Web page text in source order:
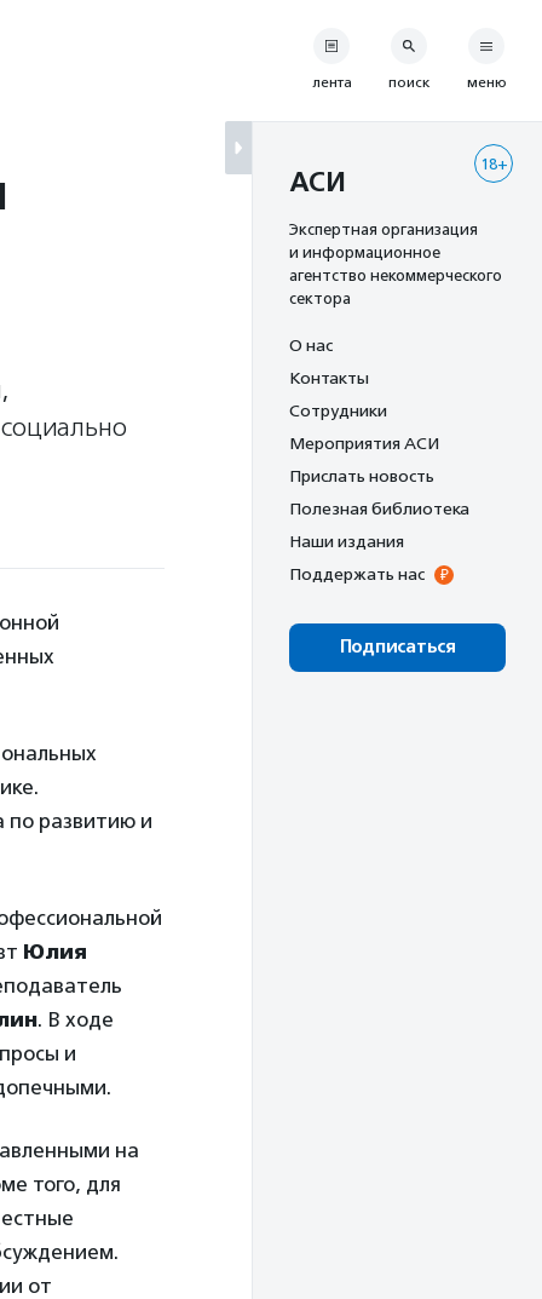
по развитию и
Юлия
. В ходе
и
на
того, для
от
лента поиск меню
18+
АСИ
Экспертная организация
и информационное
агентство некоммерческого
сектора
О нас
Контакты
Сотрудники
Мероприятия АСИ
Прислать новость
Полезная библиотека
Наши издания
Поддержать нас
Подписаться